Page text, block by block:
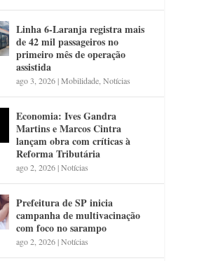
Linha 6-Laranja registra mais
de 42 mil passageiros no
primeiro mês de operação
assistida
ago 3, 2026|Mobilidade ,Notícias
Economia: Ives Gandra
Martins e Marcos Cintra
lançam obra com críticas à
Reforma Tributária
ago 2, 2026|Notícias
Prefeitura de SP inicia
campanha de multivacinação
com foco no sarampo
ago 2, 2026|Notícias